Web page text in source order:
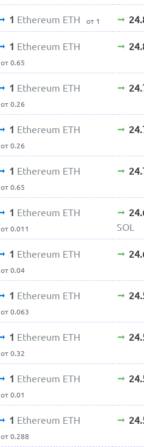
1 Ethereum ETH от 1
1 Ethereum ETH
от 0.65
1 Ethereum ETH
от 0.26
1 Ethereum ETH
от 0.26
1 Ethereum ETH
от 0.65
1 Ethereum ETH
от 0.011
SOL
1 Ethereum ETH
от 0.04
1 Ethereum ETH
от 0.063
1 Ethereum ETH
от 0.32
1 Ethereum ETH
от 0.01
1 Ethereum ETH
от 0.288